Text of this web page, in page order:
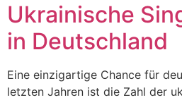
Ukrainische
in Deutschland
Eine einzigartige Chance für
letzten Jahren ist die Zahl der